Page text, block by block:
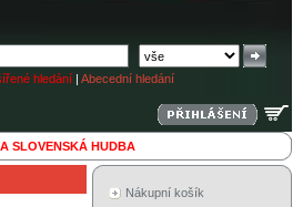
hledání | Abecední hledání
SLOVENSKÁ HUDBA
Nákupní košík